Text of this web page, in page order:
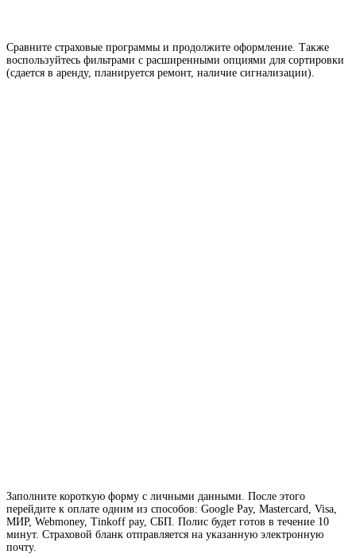
Сравните страховые программы и продолжите оформление. Также
воспользуйтесь фильтрами с расширенными опциями для сортировки
(сдается в аренду, планируется ремонт, наличие сигнализации).
Заполните короткую форму с личными данными. После этого
перейдите к оплате одним из способов: Google Pay, Mastercard, Visa,
МИР, Webmoney, Tinkoff pay, СБП. Полис будет готов в течение 10
минут. Страховой бланк отправляется на указанную электронную
почту.